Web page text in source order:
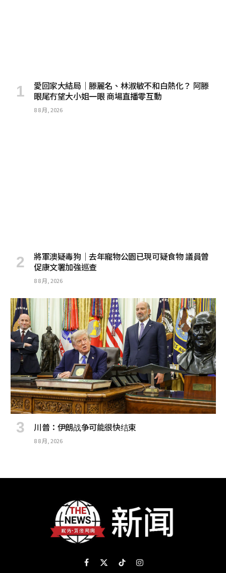
愛回家大結局｜滕麗名、林淑敏不和白熱化？ 阿滕
眼尾冇望大小姐一眼 商場直播零互動
8 8 月, 2026
將軍澳疑毒狗│去年寵物公園已現可疑食物 議員曾
促康文署加強巡查
8 8 月, 2026
川普：伊朗战争可能很快结束
8 8 月, 2026
Facebook
X
TikTokInstagram